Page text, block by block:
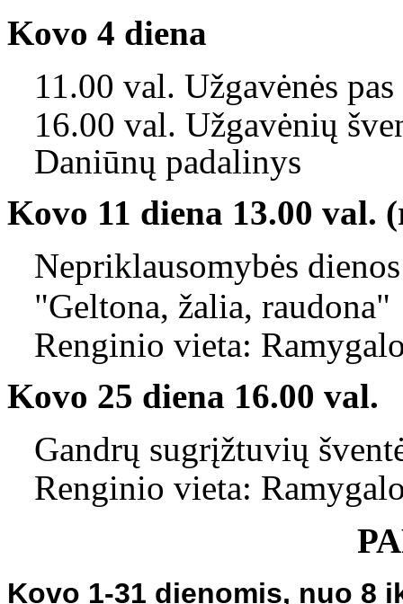
Kovo 4 diena
11.00 val. Užgavėnės
16.00 val. Užgavėnių
Daniūnų padalinys
Kovo 11 diena 13.00 val.
Nepriklausomybės
"Geltona, žalia, raudona"
Renginio vieta:
Kovo 25 diena 16.00 val.
Gandrų sugrįžtuvių
Renginio vieta:
Kovo 1-31 dienomis, nuo 8